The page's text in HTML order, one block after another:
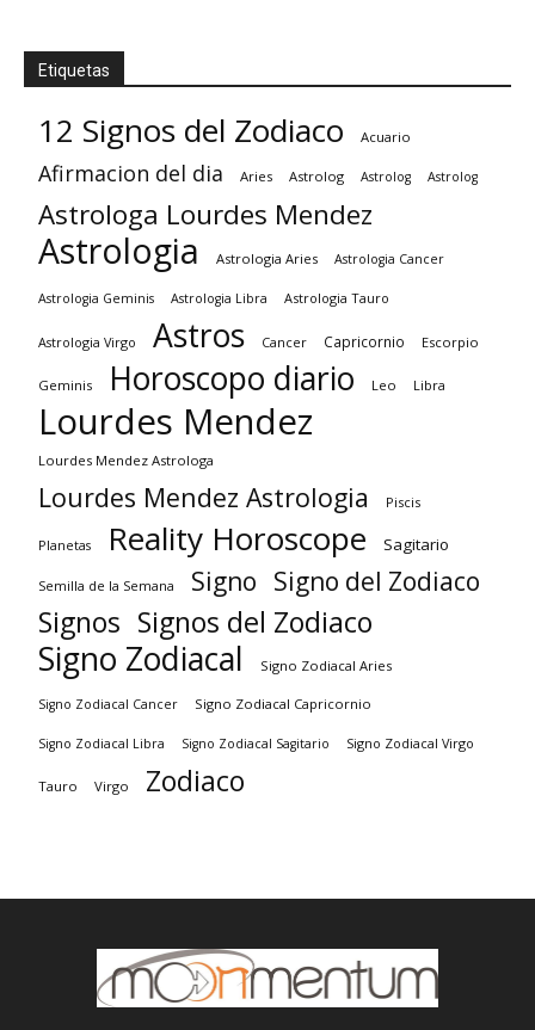
Etiquetas
12 Signos del Zodiaco Acuario
Afirmacion del dia Aries Astrolog Astrolog Astrolog
Astrologa Lourdes Mendez
Astrologia Astrologia Aries Astrologia Cancer
Astrologia Geminis Astrologia Libra Astrologia Tauro
Astrologia Virgo Astros Cancer Capricornio Escorpio
Geminis Horoscopo diario Leo Libra
Lourdes Mendez
Lourdes Mendez Astrologa
Lourdes Mendez Astrologia Piscis
Planetas Reality Horoscope Sagitario
Semilla de la Semana Signo Signo del Zodiaco
Signos Signos del Zodiaco
Signo Zodiacal Signo Zodiacal Aries
Signo Zodiacal Cancer Signo Zodiacal Capricornio
Signo Zodiacal Libra Signo Zodiacal Sagitario Signo Zodiacal Virgo
Tauro Virgo Zodiaco